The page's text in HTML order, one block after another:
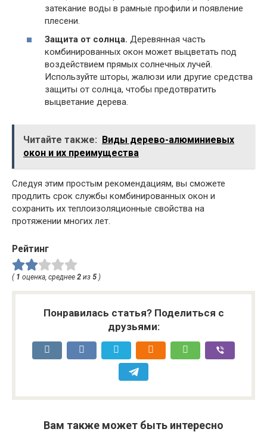
затекание воды в рамные профили и появление
плесени.
Защита от солнца. Деревянная часть
комбинированных окон может выцветать под
воздействием прямых солнечных лучей.
Используйте шторы, жалюзи или другие средства
защиты от солнца, чтобы предотвратить
выцветание дерева.
Читайте также:
Виды дерево-алюминиевых
окон и их преимущества
Следуя этим простым рекомендациям, вы сможете
продлить срок службы комбинированных окон и
сохранить их теплоизоляционные свойства на
протяжении многих лет.
Рейтинг
( 1 оценка, среднее 2 из 5 )
Понравилась статья? Поделиться с
друзьями:
Вам также может быть интересно